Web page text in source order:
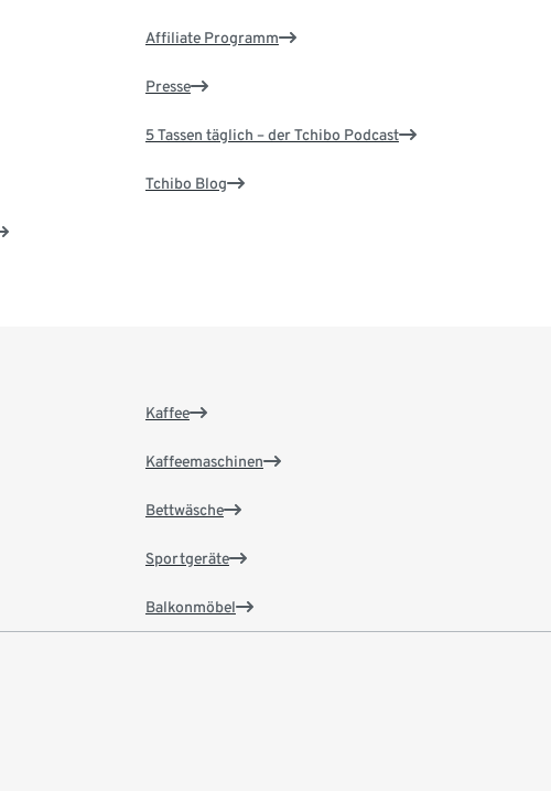
Affiliate Programm
Presse
5 Tassen täglich – der Tchibo Podcast
Tchibo Blog
Kaffee
Kaffeemaschinen
Bettwäsche
Sportgeräte
Balkonmöbel